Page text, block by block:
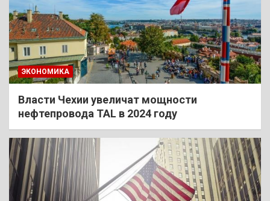
ЭКОНОМИКА
Власти Чехии увеличат мощности
нефтепровода TAL в 2024 году